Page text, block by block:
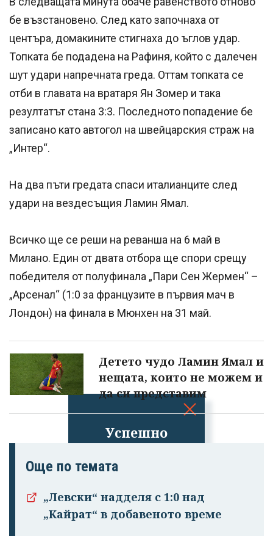
Успешно
излязохте от
профила си!
бе възстановено. След като започнаха от
центъра, домакините стигнаха до ъглов удар.
Топката бе подадена на Рафиня, който с далечен
шут удари напречната греда. Оттам топката се
отби в главата на вратаря Ян Зомер и така
резултатът стана 3:3. Последното попадение бе
записано като автогол на швейцарския страж на
„Интер“.
На два пъти гредата спаси италианците след
удари на вездесъщия Ламин Ямал.
Всичко ще се реши на реванша на 6 май в
Милано. Един от двата отбора ще спори срещу
победителя от полуфинала „Пари Сен Жермен“ –
„Арсенал“ (1:0 за французите в първия мач в
Лондон) на финала в Мюнхен на 31 май.
Детето чудо Ламин Ямал и
нещата, които не можем и
да си представим
Още по темата
„Левски“ надделя с 1:0 над
„Кайрат“ в добавеното време